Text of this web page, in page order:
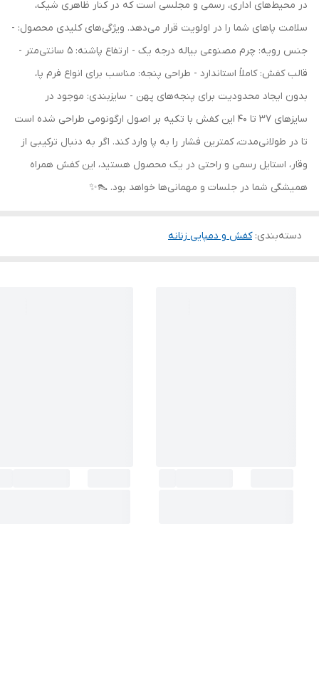
در محیط‌های اداری، رسمی و مجلسی است که در کنار ظاهری شیک،
سلامت پاهای شما را در اولویت قرار می‌دهد. ویژگی‌های کلیدی محصول: -
جنس رویه: چرم مصنوعی بیاله درجه یک - ارتفاع پاشنه: 5 سانتی‌متر -
قالب کفش: کاملاً استاندارد - طراحی پنجه: مناسب برای انواع فرم پا،
بدون ایجاد محدودیت برای پنجه‌های پهن - سایزبندی: موجود در
سایزهای 37 تا 40 این کفش با تکیه بر اصول ارگونومی طراحی شده است
تا در طولانی‌مدت، کمترین فشار را به پا وارد کند. اگر به دنبال ترکیبی از
وقار، استایل رسمی و راحتی در یک محصول هستید، این کفش همراه
همیشگی شما در جلسات و مهمانی‌ها خواهد بود. 👠✨
دسته‌بندی:کفش و دمپایی زنانه